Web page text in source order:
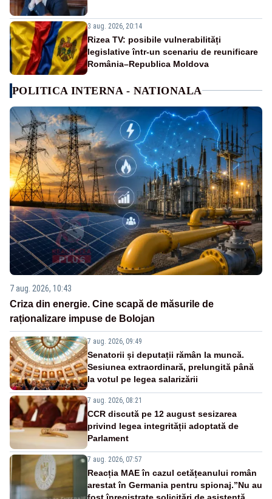
3 aug. 2026, 20:14
Rizea TV: posibile vulnerabilități
legislative într-un scenariu de reunificare
România–Republica Moldova
POLITICA INTERNA - NATIONALA
7 aug. 2026, 10:43
Criza din energie. Cine scapă de măsurile de
raționalizare impuse de Bolojan
7 aug. 2026, 09:49
Senatorii și deputații rămân la muncă.
Sesiunea extraordinară, prelungită până
la votul pe legea salarizării
7 aug. 2026, 08:21
CCR discută pe 12 august sesizarea
privind legea integrității adoptată de
Parlament
7 aug. 2026, 07:57
Reacția MAE în cazul cetățeanului român
arestat în Germania pentru spionaj.”Nu au